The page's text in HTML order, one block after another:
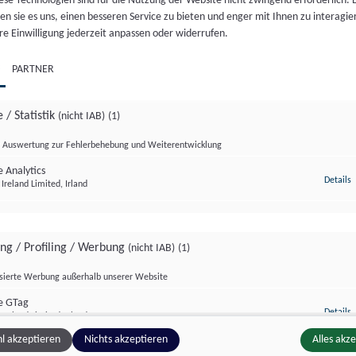
DIE REFORM?
VIELFALT DES
„RAD AM SALZBURG RING“
sie es uns, einen besseren Service zu bieten und enger mit Ihnen zu
Einwilligung jederzeit anpassen oder widerrufen.
PARTNER
/ Statistik (nicht IAB) (1)
Auswertung zur Fehlerbehebung und Weiterentwicklung
Analytics
Ireland Limited, Irland Details
/ Profiling / Werbung (nicht IAB) (1)
Werbung außerhalb unserer Website
GTag
Ireland Limited, Irland Details
akzeptieren Nichts akzeptieren Alles